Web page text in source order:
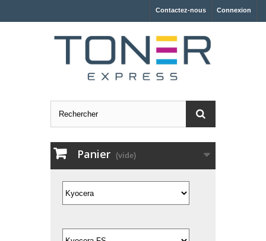
Connexion
Contactez-nous
Panier (vide)